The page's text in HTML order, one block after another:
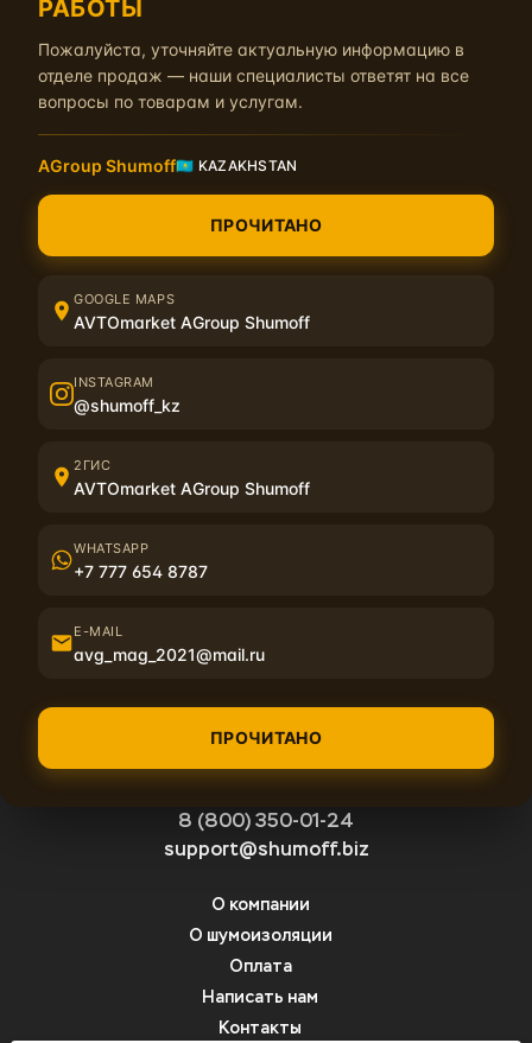
Описание Характеристики
С помощью демонстрационного стенда «Теплоизоляция» можно
теплоизоляционных материалов разной толщины и стоимости.
нагревает металлические пластины. Чем дороже и толще
Стенд поставляется в сборе, на подставке и проводом длинной
Отзывы на Демонстрационный стенд
Написать отзыв
8 (800) 350-01-24
support@shumoff.biz
О компании
О шумоизоляции
Оплата
Написать нам
Контакты
РАБОТЫ
Пожалуйста, уточняйте актуальную информацию в
отделе продаж — наши специалисты ответят на все
вопросы по товарам и услугам.
AGroup Shumoff🇰🇿 KAZAKHSTAN
ПРОЧИТАНО
GOOGLE MAPS
AVTOmarket AGroup Shumoff
INSTAGRAM
@shumoff_kz
2ГИС
AVTOmarket AGroup Shumoff
WHATSAPP
+7 777 654 8787
E-MAIL
avg_mag_2021@mail.ru
ПРОЧИТАНО